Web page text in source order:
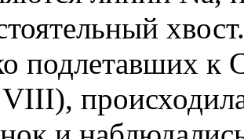
подлетавших